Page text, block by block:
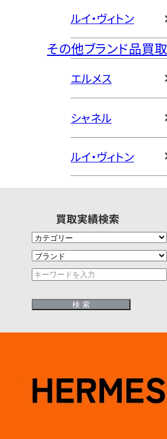
ルイ・ヴィトン
その他ブランド品買取
エルメス
シャネル
ルイ・ヴィトン
買取実績検索